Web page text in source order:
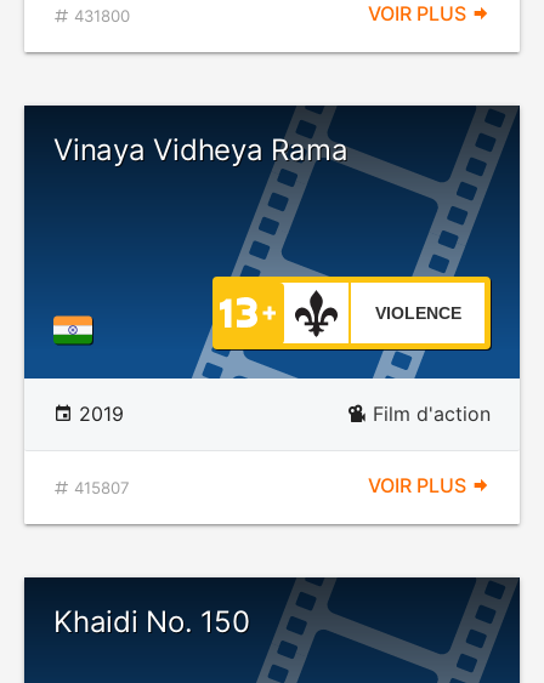
431800 VOIR PLUS
Vinaya Vidheya Rama
VIOLENCE
2019 Film d'action
415807 VOIR PLUS
Khaidi No. 150